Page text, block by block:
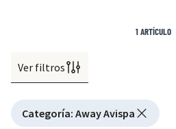
Ver filtros
Active filtering
Categoría: Away Avispa
1ARTÍCULO